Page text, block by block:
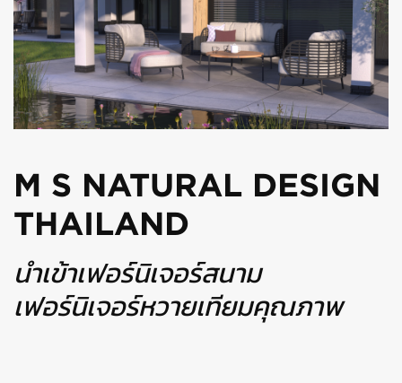
M S NATURAL DESIGN
THAILAND
นำเข้าเฟอร์นิเจอร์สนาม
เฟอร์นิเจอร์หวายเทียมคุณภาพ